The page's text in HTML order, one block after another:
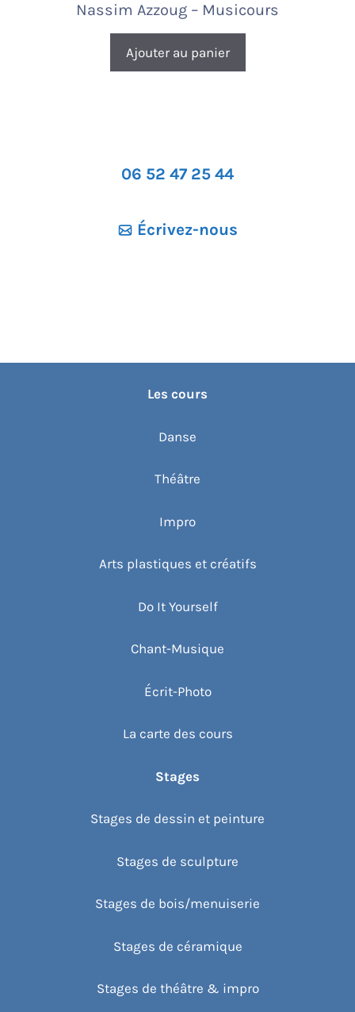
Nassim Azzoug – Musicours
Ajouter au panier
06 52 47 25 44
Écrivez-nous
Les cours
Danse
Théâtre
Impro
Arts plastiques et créatifs
Do It Yourself
Chant-Musique
Écrit-Photo
La carte des cours
Stages
Stages de dessin et peinture
Stages de sculpture
Stages de bois/menuiserie
Stages de céramique
Stages de théâtre & impro